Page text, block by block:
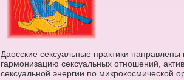
Даосские сексуальные практики
гармонизацию сексуальных отношений,
сексуальной энергии по микрокосмической